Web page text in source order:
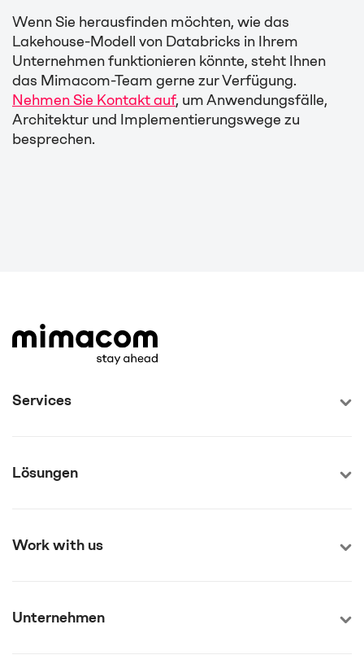
Wenn Sie herausfinden möchten, wie das
Lakehouse-Modell von Databricks in Ihrem
Unternehmen funktionieren könnte, steht Ihnen
das Mimacom-Team gerne zur Verfügung.
Nehmen Sie Kontakt auf, um Anwendungsfälle,
Architektur und Implementierungswege zu
besprechen.
Services
Lösungen
Work with us
Unternehmen